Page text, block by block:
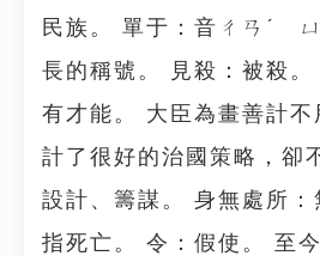
民族。 單于：音ㄔㄢˊ
長的稱號。 見殺：被殺。
有才能。 大臣為畫善計不
計了很好的治國策略，卻
設計、籌謀。 身無處所：
指死亡。 令：假使。 至